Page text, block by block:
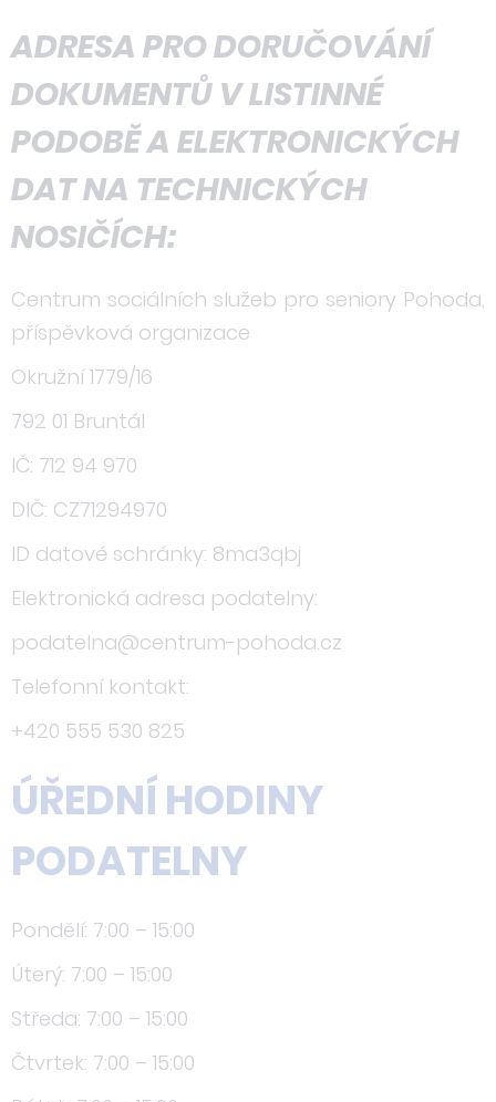
ADRESA PRO DORUČOVÁNÍ
DOKUMENTŮ V LISTINNÉ
PODOBĚ A ELEKTRONICKÝCH
DAT NA TECHNICKÝCH
NOSIČÍCH:
Centrum sociálních služeb pro seniory Pohoda,
příspěvková organizace
Okružní 1779/16
792 01 Bruntál
IČ: 712 94 970
DIČ: CZ71294970
ID datové schránky: 8ma3qbj
Elektronická adresa podatelny:
podatelna@centrum-pohoda.cz
Telefonní kontakt:
+420 555 530 825
ÚŘEDNÍ HODINY
PODATELNY
Pondělí: 7:00 – 15:00
Úterý: 7:00 – 15:00
Středa: 7:00 – 15:00
Čtvrtek: 7:00 – 15:00